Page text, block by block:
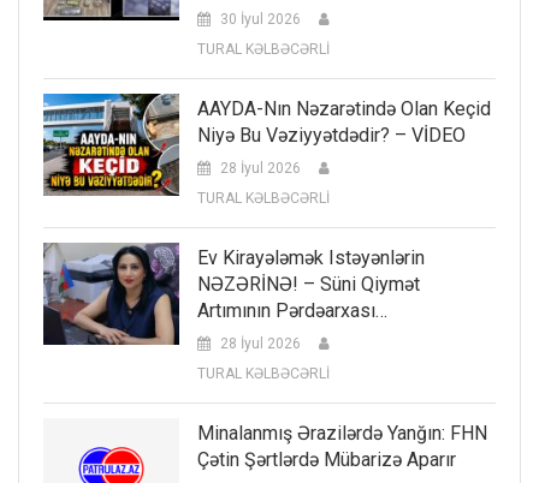
30 İyul 2026
TURAL KƏLBƏCƏRLİ
AAYDA-Nın Nəzarətində Olan Keçid
Niyə Bu Vəziyyətdədir? – VİDEO
28 İyul 2026
TURAL KƏLBƏCƏRLİ
Ev Kirayələmək Istəyənlərin
NƏZƏRİNƏ! – Süni Qiymət
Artımının Pərdəarxası…
28 İyul 2026
TURAL KƏLBƏCƏRLİ
Minalanmış Ərazilərdə Yanğın: FHN
Çətin Şərtlərdə Mübarizə Aparır